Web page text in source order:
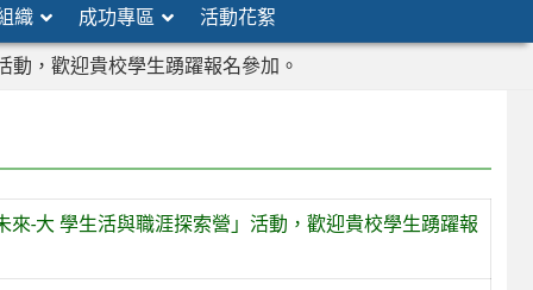
織 成功專區 活動花絮
，歡迎貴校學生踴躍報名參加。
-大 學生活與職涯探索營」活動，歡迎貴校學生踴躍報